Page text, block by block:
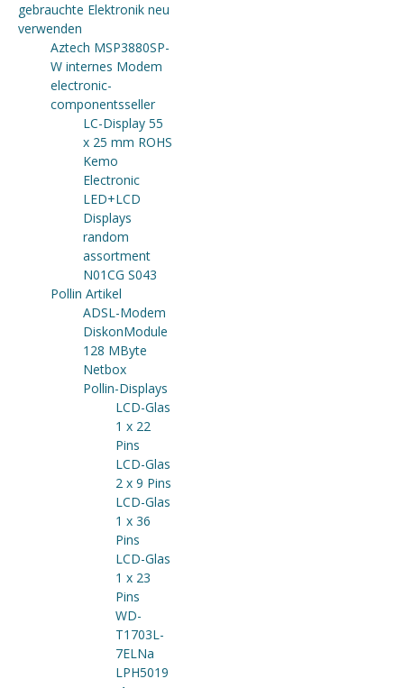
gebrauchte Elektronik neu
verwenden
Aztech MSP3880SP-
W internes Modem
electronic-
componentsseller
LC-Display 55
x 25 mm ROHS
Kemo
Electronic
LED+LCD
Displays
random
assortment
N01CG S043
Pollin Artikel
ADSL-Modem
DiskonModule
128 MByte
Netbox
Pollin-Displays
LCD-Glas
1 x 22
Pins
LCD-Glas
2 x 9 Pins
LCD-Glas
1 x 36
Pins
LCD-Glas
1 x 23
Pins
WD-
T1703L-
7ELNa
LPH5019